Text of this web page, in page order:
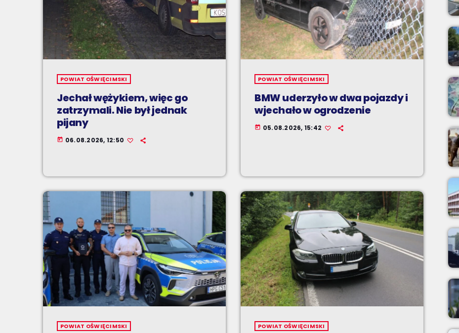
POWIAT OŚWIĘCIMSKI
Jechał wężykiem, więc go
zatrzymali. Nie był jednak
pijany
today 06.08.2026, 12:50
POWIAT OŚWIĘCIMSKI
BMW uderzyło w dwa pojazdy i
wjechało w ogrodzenie
today 05.08.2026, 15:42
POWIAT OŚWIĘCIMSKI POWIAT OŚWIĘCIMSKI